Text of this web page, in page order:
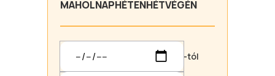
MAHOLNAPHÉTENHÉTVÉGÉN
-tól